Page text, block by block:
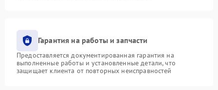
Гарантия на работы и запчасти
Предоставляется документированная гарантия на
выполненные работы и установленные детали, что
защищает клиента от повторных неисправностей